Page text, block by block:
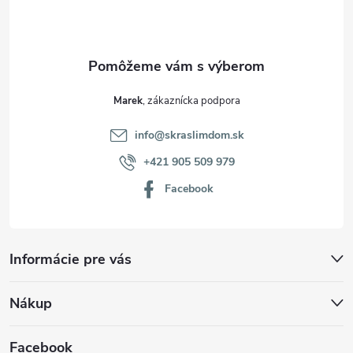
Informácie pre vás
Nákup
Marek
info@skraslimdom.sk
+421 905 509 979
Facebook
Facebook